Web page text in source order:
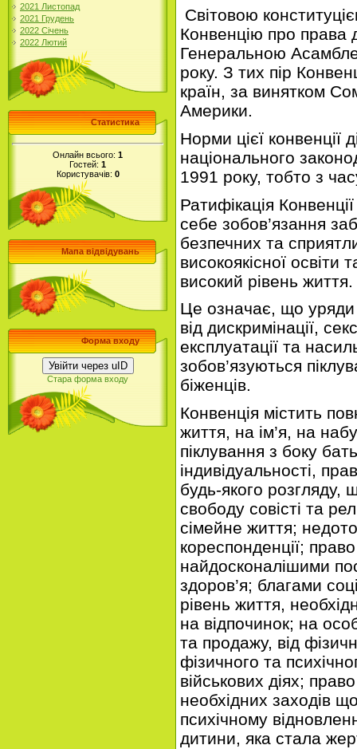
2021 Листопад
2021 Грудень
2022 Січень
2022 Лютий
Статистика
Онлайн всього: 1
Гостей: 1
Користувачів: 0
Мапа відвідувань
Форма входу
Увійти через uID
Стара форма входу
Світовою
Конвенцію про права
Генеральною
року. З тих пір
країн, за винятком
Америки.
Норми цієї конвенції
національного
1991 року, тобто з
Ратифікація
себе зобов’язання
безпечних та
високоякісної освіти
високий рівень життя.
Це означає, що уряди
від дискримінації,
експлуатації та
зобов’язуються
біженців.
Конвенція містить
життя, на ім’я, на
піклування з боку
індивідуальності,
будь-якого розгляду,
свободу совісті та
сімейне життя;
кореспонденції;
найдосконалішими
здоров’я; благами
рівень життя,
на відпочинок; на
та продажу, від
фізичного та
військових діях;
необхідних заходів
психічному
дитини, яка стала